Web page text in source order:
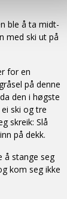
ble å ta midt-
med ski ut på
for en
på denne
den i høgste
ski og tre
skreik: Slå
på dekk.
å stange seg
kom seg ikke